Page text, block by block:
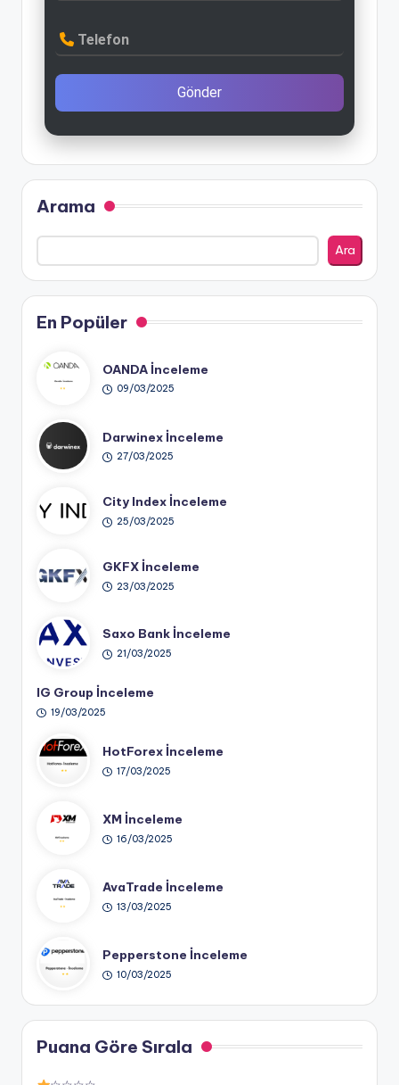
Telefon
Gönder
Arama
Ara
En Popüler
OANDA İnceleme
09/03/2025
Darwinex İnceleme
27/03/2025
City Index İnceleme
25/03/2025
GKFX İnceleme
23/03/2025
Saxo Bank İnceleme
21/03/2025
IG Group İnceleme
19/03/2025
HotForex İnceleme
17/03/2025
XM İnceleme
16/03/2025
AvaTrade İnceleme
13/03/2025
Pepperstone İnceleme
10/03/2025
Puana Göre Sırala